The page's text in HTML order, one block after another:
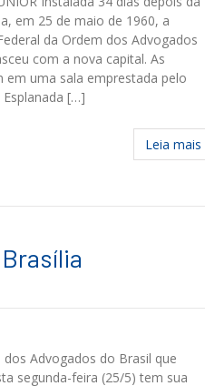
em 25 de maio de 1960, a
da Ordem dos Advogados
com a nova capital. As
em uma sala emprestada pelo
Esplanada […]
Leia mais
Advogados do Brasil que
segunda-feira (25/5) tem sua